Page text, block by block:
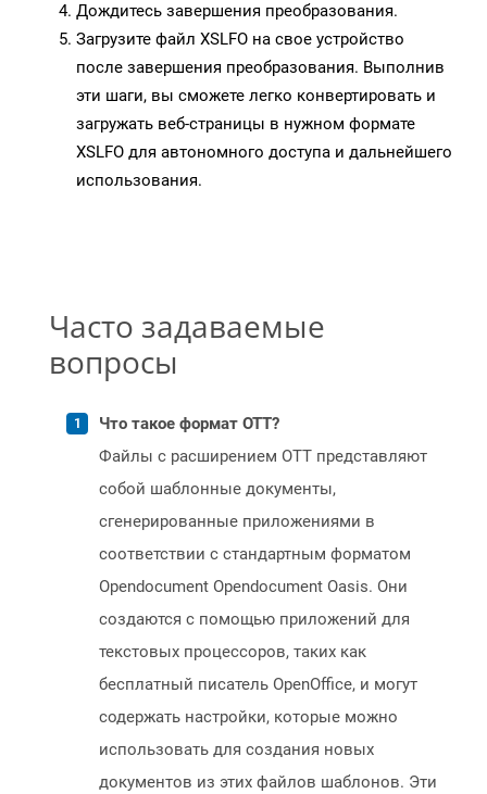
Дождитесь завершения преобразования.
Загрузите файл XSLFO на свое устройство
после завершения преобразования. Выполнив
эти шаги, вы сможете легко конвертировать и
загружать веб-страницы в нужном формате
XSLFO для автономного доступа и дальнейшего
использования.
Часто задаваемые
вопросы
Что такое формат OTT?
Файлы с расширением OTT представляют
собой шаблонные документы,
сгенерированные приложениями в
соответствии с стандартным форматом
Opendocument Opendocument Oasis. Они
создаются с помощью приложений для
текстовых процессоров, таких как
бесплатный писатель OpenOffice, и могут
содержать настройки, которые можно
использовать для создания новых
документов из этих файлов шаблонов. Эти